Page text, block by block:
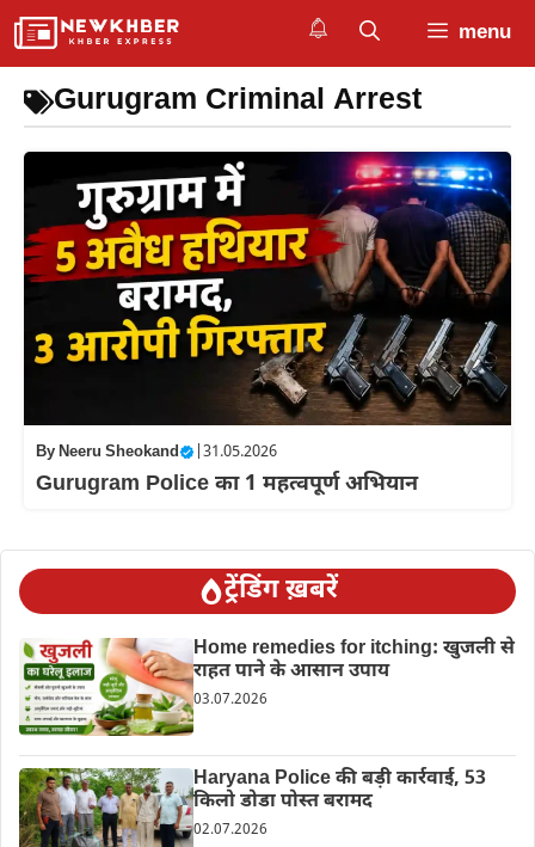
Skip
menu
Gurugram Criminal Arrest
ByNeeru Sheokand 31.05.2026
Gurugram Police का 1 महत्वपूर्ण अभियान
ट्रेंडिंग ख़बरें
Home remedies for itching: खुजली से
राहत पाने के आसान उपाय
03.07.2026
Haryana Police की बड़ी कार्रवाई, 53
किलो डोडा पोस्त बरामद
02.07.2026